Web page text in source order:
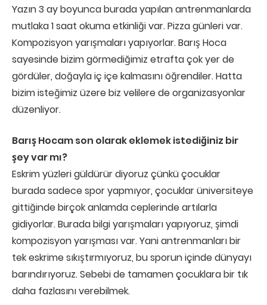
Yazın 3 ay boyunca burada yapılan antrenmanlarda
mutlaka 1 saat okuma etkinliği var. Pizza günleri var.
Kompozisyon yarışmaları yapıyorlar. Barış Hoca
sayesinde bizim görmediğimiz etrafta çok yer de
gördüler, doğayla iç içe kalmasını öğrendiler. Hatta
bizim isteğimiz üzere biz velilere de organizasyonlar
düzenliyor.
Barış Hocam son olarak eklemek istediğiniz bir
şey var mı?
Eskrim yüzleri güldürür diyoruz çünkü çocuklar
burada sadece spor yapmıyor, çocuklar üniversiteye
gittiğinde birçok anlamda ceplerinde artılarla
gidiyorlar. Burada bilgi yarışmaları yapıyoruz, şimdi
kompozisyon yarışması var. Yani antrenmanları bir
tek eskrime sıkıştırmıyoruz, bu sporun içinde dünyayı
barındırıyoruz. Sebebi de tamamen çocuklara bir tık
daha fazlasını verebilmek.